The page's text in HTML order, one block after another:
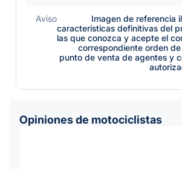
Aviso
Imagen de referencia
características definitivas del
las que conozca y acepte el
correspondiente orden
punto de venta de agentes y
Opiniones de motociclistas